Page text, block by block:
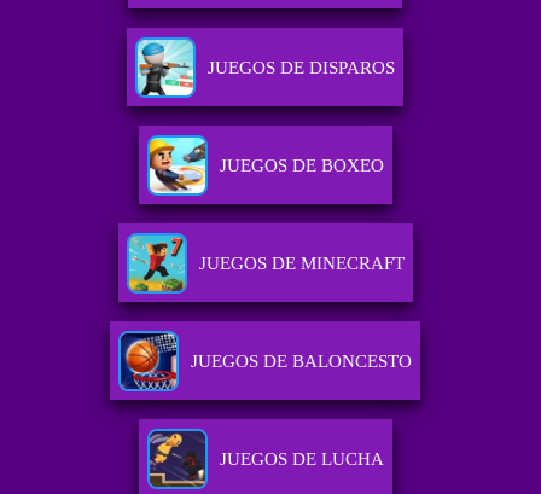
JUEGOS DE DISPAROS
JUEGOS DE BOXEO
JUEGOS DE MINECRAFT
JUEGOS DE BALONCESTO
JUEGOS DE LUCHA